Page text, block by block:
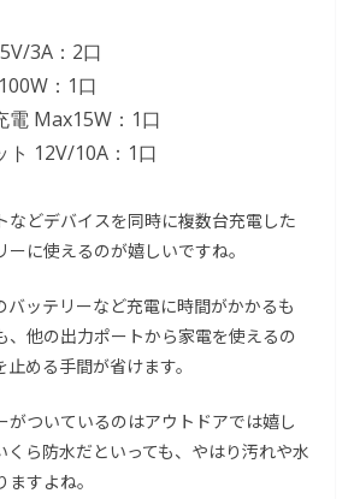
3A：2口
：1口
電 Max15W：1口
ト 12V/10A：1口
などデバイスを同時に複数台充電した
に使えるのが嬉しいですね。
バッテリーなど充電に時間がかかるも
、他の出力ポートから家電を使えるの
める手間が省けます。
がついているのはアウトドアでは嬉し
くら防水だといっても、やはり汚れや水
すよね。